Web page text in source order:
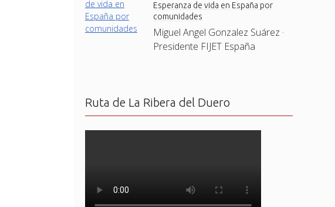
Esperanza de vida en España por
comunidades
Miguel Angel Gonzalez Suárez ·
Presidente FIJET España
Ruta de La Ribera del Duero